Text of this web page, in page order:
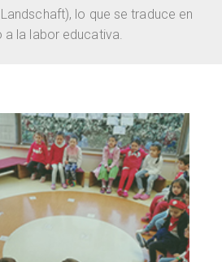
lo que se traduce en
la labor educativa.